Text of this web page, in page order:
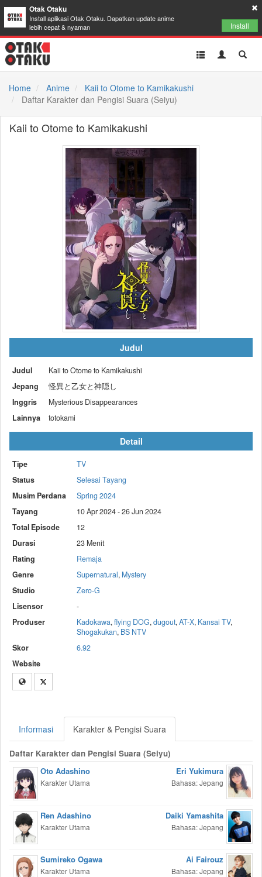
Otak Otaku
Install aplikasi Otak Otaku. Dapatkan update anime
lebih cepat & nyaman
Install
Toggle
Toggle
Home
Anime
Kaii to Otome to Kamikakushi
Daftar Karakter dan Pengisi Suara (Seiyu)
Kaii to Otome to Kamikakushi
Judul
Judul
Kaii to Otome to Kamikakushi
Jepang
怪異と乙女と神隠し
Inggris
Mysterious Disappearances
Lainnya
totokami
Detail
Tipe
TV
Status
Selesai Tayang
Musim Perdana
Spring 2024
Tayang
10 Apr 2024 - 26 Jun 2024
Total Episode
12
Durasi
23 Menit
Rating
Remaja
Genre
Supernatural, Mystery
Studio
Zero-G
Lisensor
-
Produser
Kadokawa,flying DOG,dugout,AT-X, Kansai TV,
Shogakukan, BS NTV
Skor
6.92
Website
Informasi Karakter & Pengisi Suara
Daftar Karakter dan Pengisi Suara (Seiyu)
Oto Adashino
Karakter Utama
Eri Yukimura
Bahasa: Jepang
Ren Adashino
Karakter Utama
Daiki Yamashita
Bahasa: Jepang
Sumireko Ogawa
Karakter Utama
Ai Fairouz
Bahasa: Jepang